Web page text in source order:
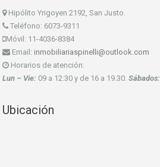
Hipólito Yrigoyen 2192, San Justo.
Teléfono: 6073-9311
Móvil: 11-4036-8384
Email: inmobiliariaspinelli@outlook.com
Horarios de atención:
Lun – Vie: 09 a 12:30 y de 16 a 19.30. Sábados:
Ubicación